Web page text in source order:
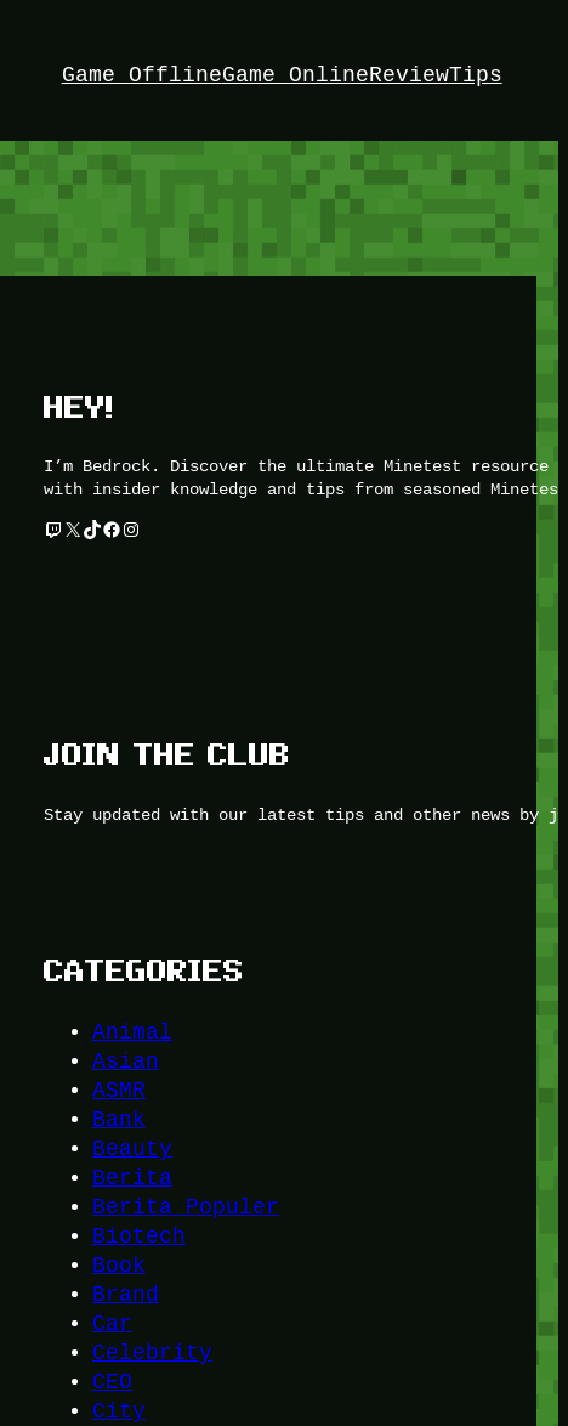
Game OfflineGame OnlineReviewTips
HEY!
I’m Bedrock. Discover the ultimate Minetest
with insider knowledge and tips from seasoned
Twitch X TikTok Facebook Instagram
JOIN THE CLUB
Stay updated with our latest tips and other news by
CATEGORIES
Animal
Asian
ASMR
Bank
Beauty
Berita
Berita Populer
Biotech
Book
Brand
Car
Celebrity
CEO
City